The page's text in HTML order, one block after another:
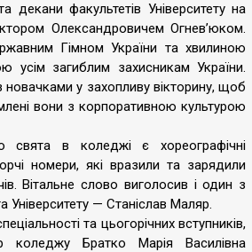
декани факультетів Університету на
Олександровичем Огнев’юком.
Гімном України та хвилиною
усім загиблим захисникам України.
новачками у захопливу вікторину, щоб
вони з корпоративною культурою
свята в коледжі є хореографічні
номери, які вразили та зарядили
Вітальне слово виголосив і один з
Університету — Станіслав Маляр.
та цьогорічних вступників,
коледжу Братко Марія Василівна